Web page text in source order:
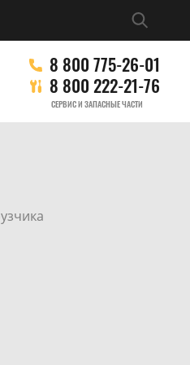
8 800 775-26-01
8 800 222-21-76
СЕРВИС И ЗАПАСНЫЕ ЧАСТИ